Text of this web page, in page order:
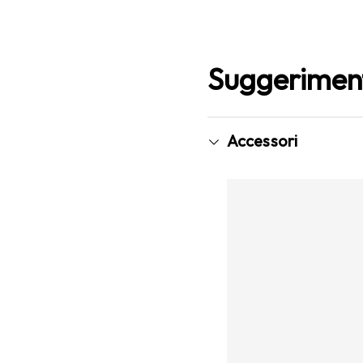
Accessori